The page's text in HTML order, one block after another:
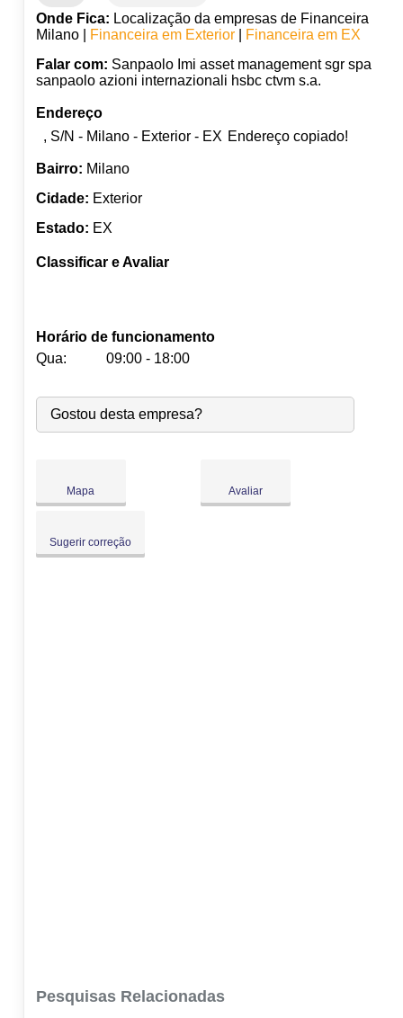
Onde Fica: Localização da empresas de Financeira
Milano |
Financeira em Exterior|
Financeira em EX
Falar com: Sanpaolo Imi asset management sgr spa
sanpaolo azioni internazionali hsbc ctvm s.a.
Endereço
, S/N - Milano - Exterior - EX Endereço copiado!
Bairro: Milano
Cidade: Exterior
Estado: EX
Classificar e Avaliar
Horário de funcionamento
Qua:
09:00 - 18:00
Seg: 09:00-18:00
Ter:
09:00-18:00
Qua:
09:00-18:00
Sáb:
Fechado
Gostou desta empresa?
Mapa Avaliar
Sugerir correção
Pesquisas Relacionadas